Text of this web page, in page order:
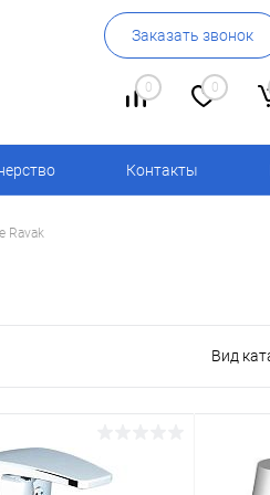
Заказать звонок
0 0
Контакты
Ravak
Вид